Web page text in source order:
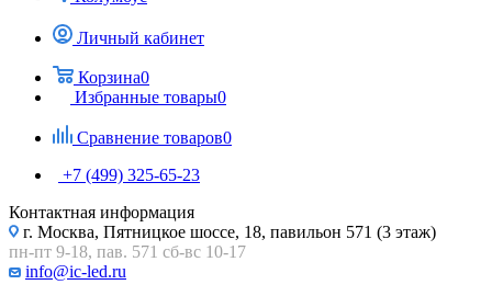
Личный кабинет
Корзина0
Избранные товары0
Сравнение товаров0
+7 (499) 325-65-23
Контактная информация
г. Москва, Пятницкое шоссе, 18, павильон 571 (3 этаж)
пн-пт 9-18, пав. 571 сб-вс 10-17
info@ic-led.ru